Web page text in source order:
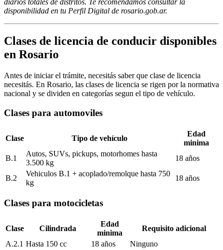
diarios totales de distritos. Te recomendamos consultar la
disponibilidad en tu Perfil Digital de rosario.gob.ar.
Clases de licencia de conducir disponibles
en Rosario
Antes de iniciar el trámite, necesitás saber que clase de licencia
necesitás. En Rosario, las clases de licencia se rigen por la normativa
nacional y se dividen en categorías segun el tipo de vehículo.
Clases para automoviles
Clase Tipo de vehículo
Edad
minima
B.1
Autos, SUVs, pickups, motorhomes hasta
3.500 kg
18 años
B.2
Vehiculos B.1 + acoplado/remolque hasta 750
kg
18 años
Clases para motocicletas
Clase Cilindrada
Edad
minima
Requisito adicional
A.2.1 Hasta 150 cc 18 años
Ninguno